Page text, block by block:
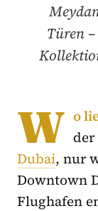
Türen
W o
Dubai, nur
Downtown
Flughafen